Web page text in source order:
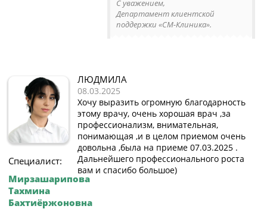
С уважением,
Департамент клиентской
поддержки «СМ-Клиника».
Специалист:
Мирзашарипова
Тахмина
Бахтиёржоновна
ЛЮДМИЛА
08.03.2025
Хочу выразить огромную благодарность
этому врачу, очень хорошая врач ,за
профессионализм, внимательная,
понимающая ,и в целом приемом очень
довольна ,была на приеме 07.03.2025 .
Дальнейшего профессионального роста
вам и спасибо большое)